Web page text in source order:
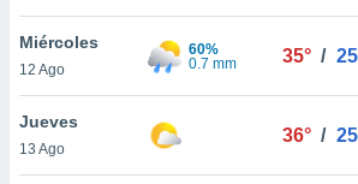
Miércoles
12 Ago
60%
0.7 mm
35° /
Jueves
13 Ago
36° /